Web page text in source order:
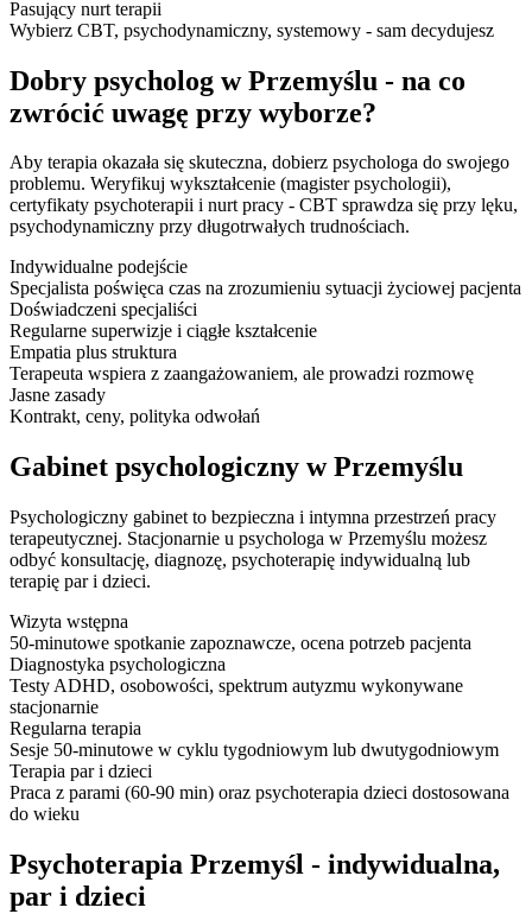
Pasujący nurt terapii
Wybierz CBT, psychodynamiczny, systemowy - sam decydujesz
Dobry psycholog w Przemyślu - na co
zwrócić uwagę przy wyborze?
Aby terapia okazała się skuteczna, dobierz psychologa do swojego
problemu. Weryfikuj wykształcenie (magister psychologii),
certyfikaty psychoterapii i nurt pracy - CBT sprawdza się przy lęku,
psychodynamiczny przy długotrwałych trudnościach.
Indywidualne podejście
Specjalista poświęca czas na zrozumieniu sytuacji życiowej pacjenta
Doświadczeni specjaliści
Regularne superwizje i ciągłe kształcenie
Empatia plus struktura
Terapeuta wspiera z zaangażowaniem, ale prowadzi rozmowę
Jasne zasady
Kontrakt, ceny, polityka odwołań
Gabinet psychologiczny w Przemyślu
Psychologiczny gabinet to bezpieczna i intymna przestrzeń pracy
terapeutycznej. Stacjonarnie u psychologa w Przemyślu możesz
odbyć konsultację, diagnozę, psychoterapię indywidualną lub
terapię par i dzieci.
Wizyta wstępna
50-minutowe spotkanie zapoznawcze, ocena potrzeb pacjenta
Diagnostyka psychologiczna
Testy ADHD, osobowości, spektrum autyzmu wykonywane
stacjonarnie
Regularna terapia
Sesje 50-minutowe w cyklu tygodniowym lub dwutygodniowym
Terapia par i dzieci
Praca z parami (60-90 min) oraz psychoterapia dzieci dostosowana
do wieku
Psychoterapia Przemyśl - indywidualna,
par i dzieci